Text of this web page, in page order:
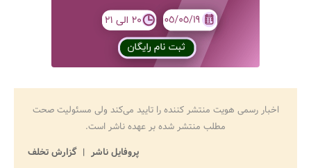
اخبار رسمی هویت منتشر کننده را تایید می‌کند ولی مسئولیت صحت
مطلب منتشر شده بر عهده ناشر است.
پروفایل ناشر
گزارش تخلف